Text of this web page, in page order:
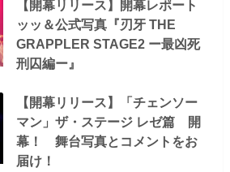
【開幕リリース】開幕レポート
ッッ＆公式写真『刃牙 THE
GRAPPLER STAGE2 ー最凶死
刑囚編ー』
【開幕リリース】「チェンソー
マン」ザ・ステージ レゼ篇 開
幕！ 舞台写真とコメントをお
届け！